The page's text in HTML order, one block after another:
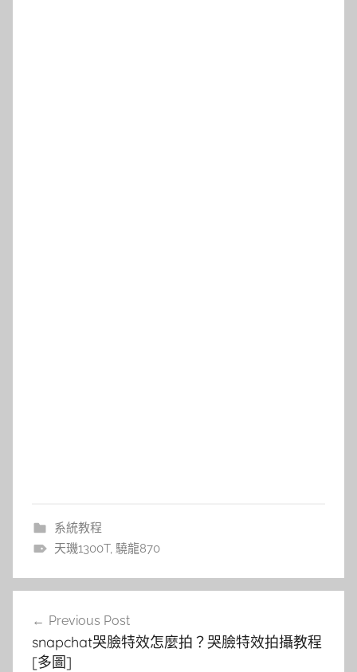
系統教程
天璣1300T, 驍龍870
Previous Post
snapchat哭臉特效怎麼拍？哭臉特效拍攝教程
[多圖]